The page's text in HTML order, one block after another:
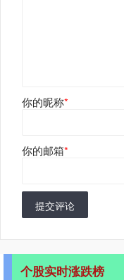
你的昵称*
你的邮箱*
提交评论
个股实时涨跌榜